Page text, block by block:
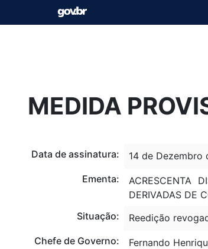
MEDIDA
Data de assinatura:
14 de Dezembro
Ementa:
ACRESCENTA
DERIVADAS DE
Situação:
Reedição
Chefe de Governo:
Fernando